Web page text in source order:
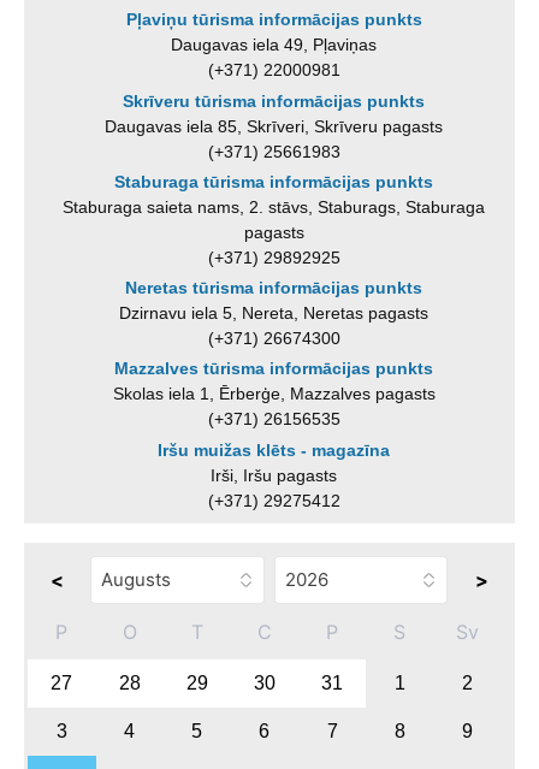
Pļaviņu tūrisma informācijas punkts
Daugavas iela 49, Pļaviņas
(+371) 22000981
Skrīveru tūrisma informācijas punkts
Daugavas iela 85, Skrīveri, Skrīveru pagasts
(+371) 25661983
Staburaga tūrisma informācijas punkts
Staburaga saieta nams, 2. stāvs, Staburags, Staburaga
pagasts
(+371) 29892925
Neretas tūrisma informācijas punkts
Dzirnavu iela 5, Nereta, Neretas pagasts
(+371) 26674300
Mazzalves tūrisma informācijas punkts
Skolas iela 1, Ērberģe, Mazzalves pagasts
(+371) 26156535
Iršu muižas klēts - magazīna
Irši, Iršu pagasts
(+371) 29275412
< >
P O T C P S Sv
27 28 29 30 31 1 2
3 4 5 6 7 8 9